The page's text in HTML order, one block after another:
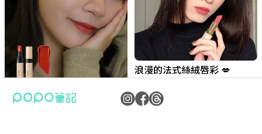
浪漫的法式絲絨唇彩 💋
深唇近期的愛✨DIOR720✨
Lilililian
47
高級感coco晶亮水唇膏
情人節-曖昧溫柔的薄紗唇
2022MAC新色唇膏推薦💄
浪漫的法式絲絨唇彩 💋 無法
Allison
53
一試成主顧！絲滑無負擔 fres
van
51
超火的ROMAND染唇釉、ET
安安
9
唇膏試色｜大氣紅唇 #GA40
0
Zozo
13
唇膏試色｜日常最百搭GA101
Zozo
14
90s 濃郁氛圍感唇彩 💋
黃皮推推！愛用唇膏分享 3ce
Yin
63
開箱｜PAT McGRATH LABS
Zozo
16
蘭蔻264聖誕節包裝分享